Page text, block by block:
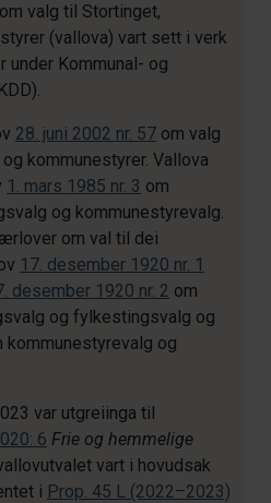
om valg til Stortinget,
(vallova) vart sett i verk
under Kommunal- og
28. juni 2002 nr. 57 om valg
kommunestyrer. Vallova
1. mars 1985 nr. 3 om
og kommunestyrevalg.
om val til dei
17. desember 1920 nr. 1
desember 1920 nr. 2 om
og fylkestingsvalg og
kommunestyrevalg og
var utgreiinga til
6 Frie og hemmelige
vart i hovudsak
i Prop. 45 L (2022–2023)